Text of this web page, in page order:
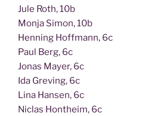
Jule Roth, 10b
Mon­ja Simon, 10b
Hen­ning Hoff­mann, 6c
Paul Berg, 6c
Jonas May­er, 6c
Ida Gre­ving, 6c
Lina Han­sen, 6c
Nic­las Hont­heim, 6c